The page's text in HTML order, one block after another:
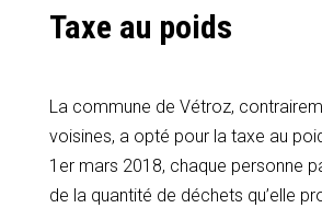
Taxe au poids
La commune de Vétroz,
voisines, a opté pour la taxe au
1er mars 2018, chaque personne
de la quantité de déchets qu’elle